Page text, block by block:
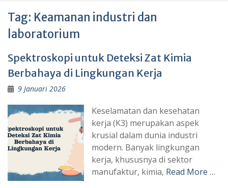
Tag: Keamanan industri dan
laboratorium
Spektroskopi untuk Deteksi Zat Kimia
Berbahaya di Lingkungan Kerja
9 Januari 2026
Keselamatan dan kesehatan
kerja (K3) merupakan aspek
krusial dalam dunia industri
modern. Banyak lingkungan
kerja, khususnya di sektor
manufaktur, kimia, Read More …